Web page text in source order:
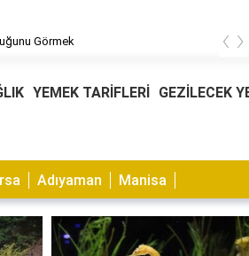
Görmek ‹ ›
YEMEK TARİFLERİ GEZİLECEK
Adıyaman Manisa